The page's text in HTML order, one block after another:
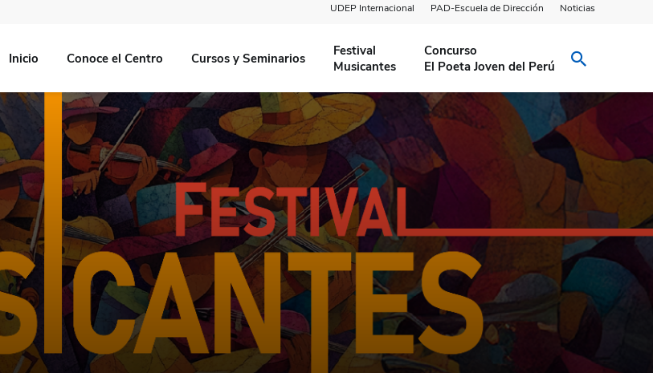
UDEP Internacional PAD-Escuela de Dirección Noticias
Inicio Conoce el Centro Cursos y Seminarios
Festival
Musicantes
Concurso
El Poeta Joven del Perú